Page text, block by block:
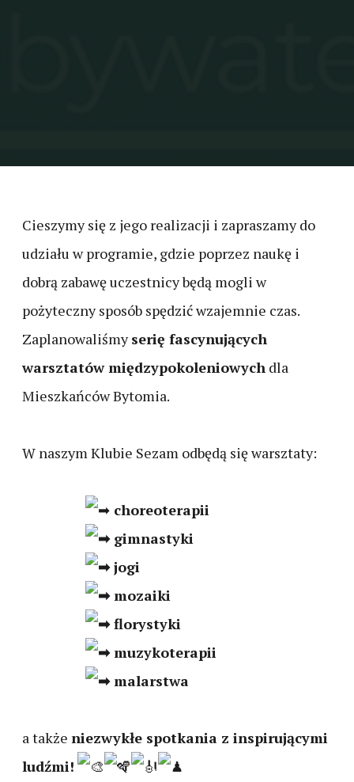
Cieszymy się z jego realizacji i zapraszamy do
udziału w programie, gdzie poprzez naukę i
dobrą zabawę uczestnicy będą mogli w
pożyteczny sposób spędzić wzajemnie czas.
Zaplanowaliśmyserię fascynujących
warsztatów międzypokoleniowych dla
Mieszkańców Bytomia.
W naszym Klubie Sezam odbędą się warsztaty:
choreoterapii
gimnastyki
jogi
mozaiki
florystyki
muzykoterapii
malarstwa
a także niezwykłe spotkania z inspirującymi
ludźmi!